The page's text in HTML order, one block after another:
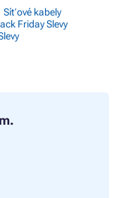
Síťové kabely
Friday Slevy